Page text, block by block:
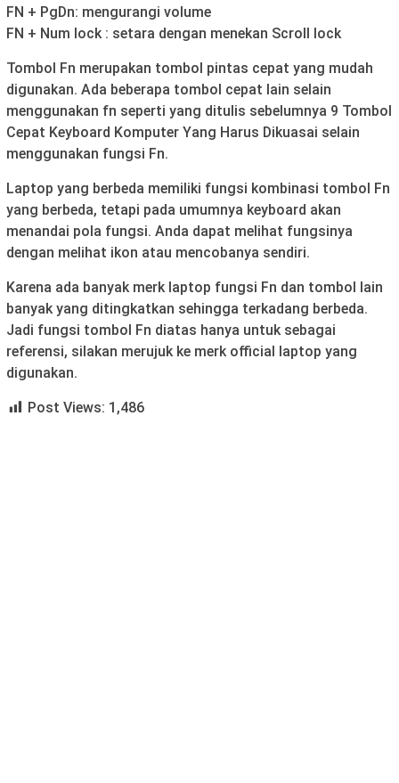
FN + PgDn: mengurangi volume
FN + Num lock : setara dengan menekan Scroll lock
Tombol Fn merupakan tombol pintas cepat yang mudah
digunakan. Ada beberapa tombol cepat lain selain
menggunakan fn seperti yang ditulis sebelumnya 9 Tombol
Cepat Keyboard Komputer Yang Harus Dikuasai selain
menggunakan fungsi Fn.
Laptop yang berbeda memiliki fungsi kombinasi tombol Fn
yang berbeda, tetapi pada umumnya keyboard akan
menandai pola fungsi. Anda dapat melihat fungsinya
dengan melihat ikon atau mencobanya sendiri.
Karena ada banyak merk laptop fungsi Fn dan tombol lain
banyak yang ditingkatkan sehingga terkadang berbeda.
Jadi fungsi tombol Fn diatas hanya untuk sebagai
referensi, silakan merujuk ke merk official laptop yang
digunakan.
Post Views: 1,486